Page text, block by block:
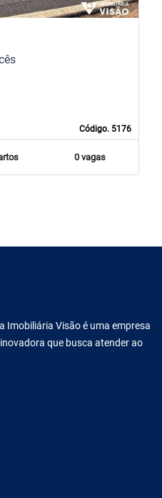
Código. 5176
0 vagas
Imobiliária Visão é uma empresa
que busca atender ao